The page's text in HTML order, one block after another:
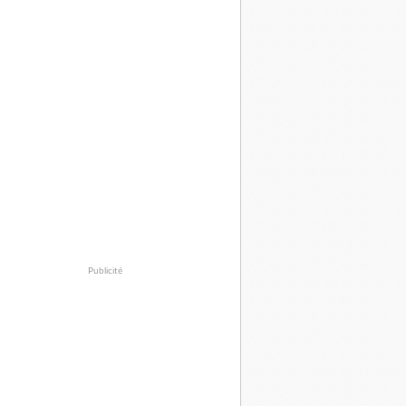
Publicité